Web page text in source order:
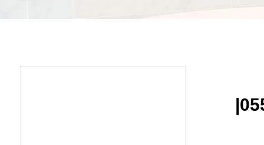
تركيب ابواب واخشاب في دبي |0557821580|